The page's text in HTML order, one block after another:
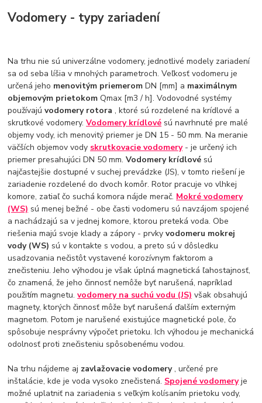
Vodomery - typy zariadení
Na trhu nie sú univerzálne vodomery, jednotlivé modely zariadení
sa od seba líšia v mnohých parametroch. Veľkosť vodomeru je
určená jeho menovitým priemeromDN [mm] a maximálnym
objemovým prietokomQmax [m3 / h]. Vodovodné systémy
používajúvodomery rotora, ktoré sú rozdelené na krídlové a
skrutkové vodomery.Vodomery krídlové sú navrhnuté pre malé
objemy vody, ich menovitý priemer je DN 15 - 50 mm. Na meranie
väčších objemov vody skrutkovacie vodomery- je určený ich
priemer presahujúci DN 50 mm.Vodomery krídlové sú
najčastejšie dostupné v suchej prevádzke (JS), v tomto riešení je
zariadenie rozdelené do dvoch komôr. Rotor pracuje vo vlhkej
komore, zatiaľ čo suchá komora nájde merač. Mokré vodomery
(WS) sú menej bežné - obe časti vodomeru sú navzájom spojené
a nachádzajú sa v jednej komore, ktorou preteká voda. Obe
riešenia majú svoje klady a zápory - prvkyvodomeru mokrej
vody (WS) sú v kontakte s vodou, a preto sú v dôsledku
usadzovania nečistôt vystavené korozívnym faktorom a
znečisteniu. Jeho výhodou je však úplná magnetická ľahostajnosť,
čo znamená, že jeho činnosť nemôže byť narušená, napríklad
použitím magnetu.vodomery na suchú vodu (JS) však obsahujú
magnety, ktorých činnosť môže byť narušená ďalším externým
magnetom. Potom je narušené existujúce magnetické pole, čo
spôsobuje nesprávny výpočet prietoku. Ich výhodou je mechanická
odolnosť proti znečisteniu spôsobenému vodou.
Na trhu nájdeme aj zavlažovacie vodomery, určené pre
inštalácie, kde je voda vysoko znečistená. Spojené vodomeryje
možné uplatniť na zariadenia s veľkým kolísaním prietoku vody,